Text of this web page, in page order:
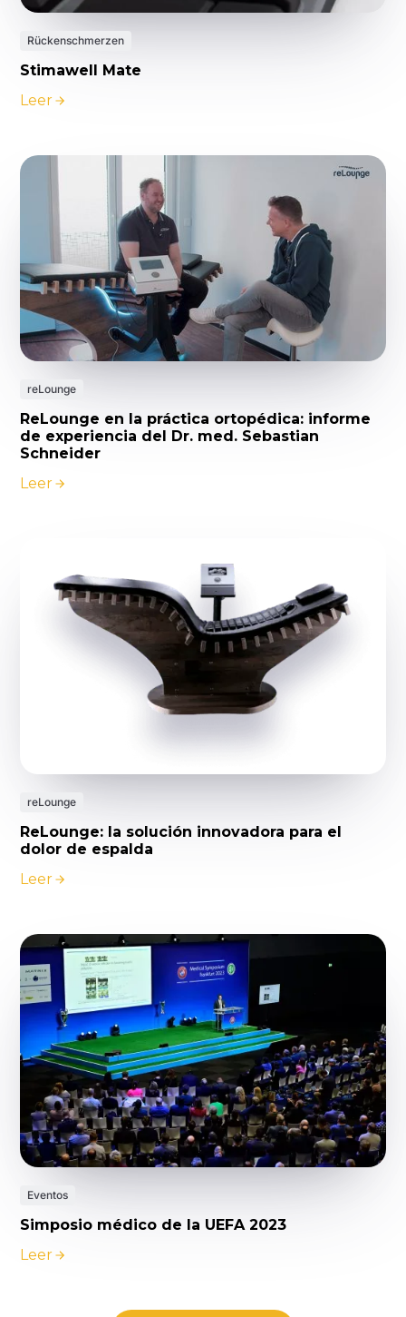
Rückenschmerzen
Stimawell Mate
Leer
reLounge
ReLounge en la práctica ortopédica: informe
de experiencia del Dr. med. Sebastian
Schneider
Leer
reLounge
ReLounge: la solución innovadora para el
dolor de espalda
Leer
Eventos
Simposio médico de la UEFA 2023
Leer